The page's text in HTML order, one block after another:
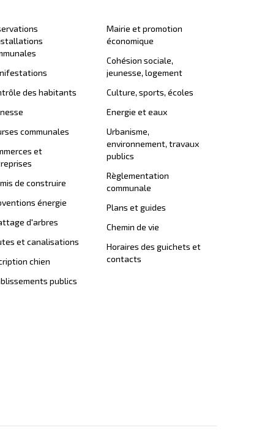
des habitants
communales
et
de construire
énergie
d'arbres
et canalisations
chien
publics
Mairie et promotion
économique
Cohésion sociale,
jeunesse, logement
Culture, sports, écoles
Energie et eaux
Urbanisme,
environnement, travaux
publics
Règlementation
communale
Plans et guides
Chemin de vie
Horaires des guichets et
contacts